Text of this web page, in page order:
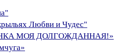
Любви и Чудес"
МОЯ ДОЛГОЖДАННАЯ!»